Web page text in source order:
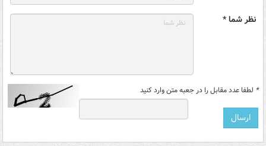
نظر شما *
* لطفا عدد مقابل را در جعبه متن وارد کنید